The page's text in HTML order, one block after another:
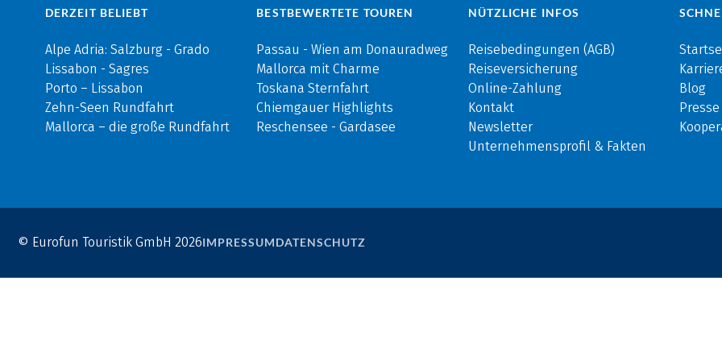
DERZEIT BELIEBT
Alpe Adria: Salzburg - Grado
Lissabon - Sagres
Porto – Lissabon
Zehn-Seen Rundfahrt
Mallorca – die große Rundfahrt
BESTBEWERTETE TOUREN
Passau - Wien am Donauradweg
Mallorca mit Charme
Toskana Sternfahrt
Chiemgauer Highlights
Reschensee - Gardasee
NÜTZLICHE INFOS
Reisebedingungen (AGB)
Reiseversicherung
Online-Zahlung
Kontakt
Newsletter
Unternehmensprofil & Fakten
Blog
Presse
© Eurofun Touristik GmbH 2026IMPRESSUMDATENSCHUTZ